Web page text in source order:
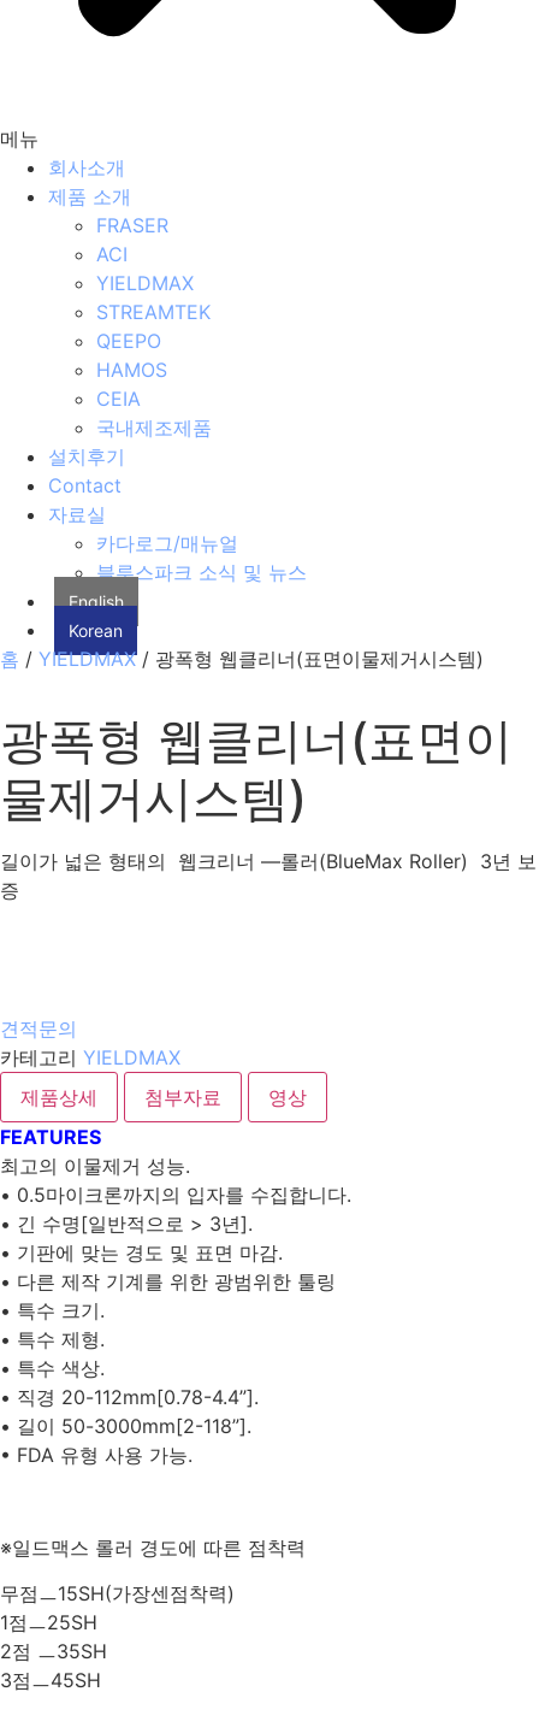
메뉴
회사소개
제품 소개
FRASER
ACI
YIELDMAX
STREAMTEK
QEEPO
HAMOS
CEIA
국내제조제품
설치후기
Contact
자료실
카다로그/매뉴얼
블루스파크 소식 및 뉴스
English
Korean
홈 / YIELDMAX/ 광폭형 웹클리너(표면이물제거시스템)
광폭형 웹클리너(표면이
물제거시스템)
길이가 넓은 형태의 웹크리너 —롤러(BlueMax Roller) 3년 보
증
견적문의
카테고리 YIELDMAX
제품상세
첨부자료
영상
FEATURES
최고의 이물제거 성능.
• 0.5마이크론까지의 입자를 수집합니다.
• 긴 수명[일반적으로 > 3년].
• 기판에 맞는 경도 및 표면 마감.
• 다른 제작 기계를 위한 광범위한 툴링
• 특수 크기.
• 특수 제형.
• 특수 색상.
• 직경 20-112mm[0.78-4.4”].
• 길이 50-3000mm[2-118”].
• FDA 유형 사용 가능.
※일드맥스 롤러 경도에 따른 점착력
무점ㅡ15SH(가장센점착력)
1점ㅡ25SH
2점 ㅡ35SH
3점ㅡ45SH